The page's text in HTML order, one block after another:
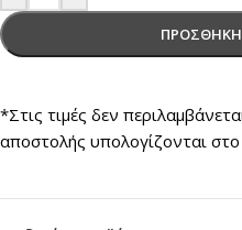
ΠΡΟΣΘΉΚΗ
*Στις τιμές δεν
αποστολής υπολογίζονται